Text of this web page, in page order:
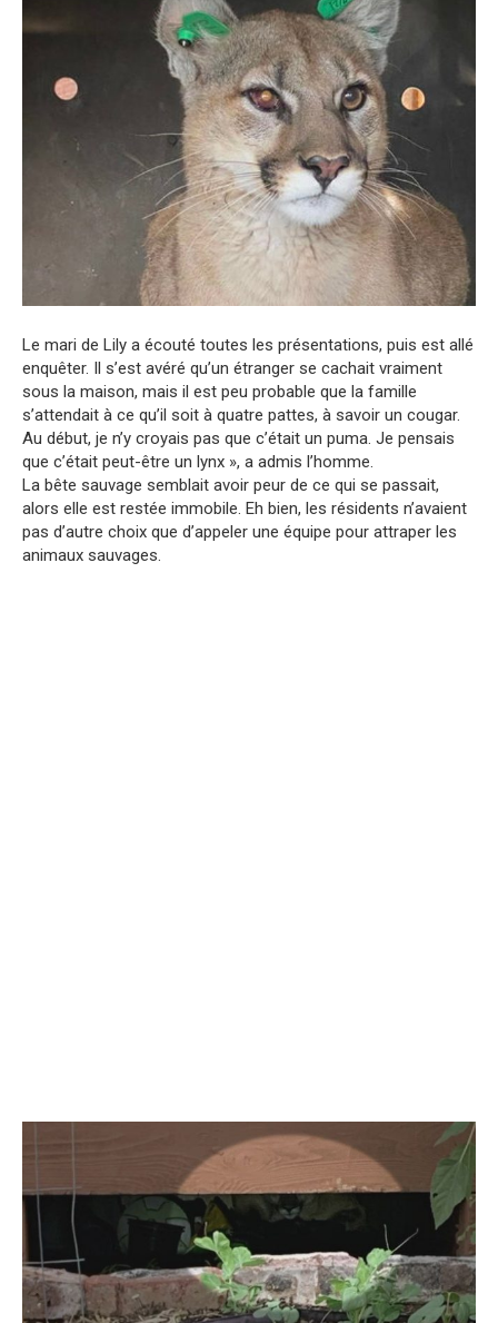
Le mari de Lily a écouté toutes les présentations, puis est allé
enquêter. Il s’est avéré qu’un étranger se cachait vraiment
sous la maison, mais il est peu probable que la famille
s’attendait à ce qu’il soit à quatre pattes, à savoir un cougar.
Au début, je n’y croyais pas que c’était un puma. Je pensais
que c’était peut-être un lynx », a admis l’homme.
La bête sauvage semblait avoir peur de ce qui se passait,
alors elle est restée immobile. Eh bien, les résidents n’avaient
pas d’autre choix que d’appeler une équipe pour attraper les
animaux sauvages.